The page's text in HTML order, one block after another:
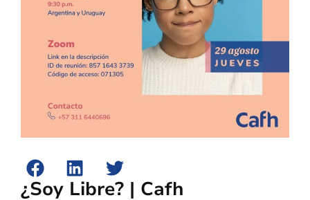
¿Soy Libre? | Cafh